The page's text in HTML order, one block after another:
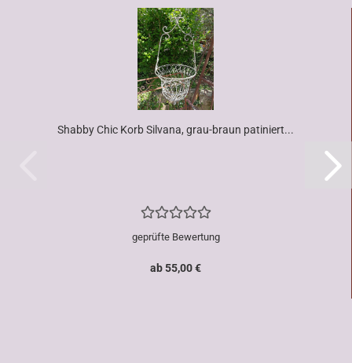
Shabby Chic Korb Silvana, grau-braun patiniert...
geprüfte Bewertung
ab 55,00 €